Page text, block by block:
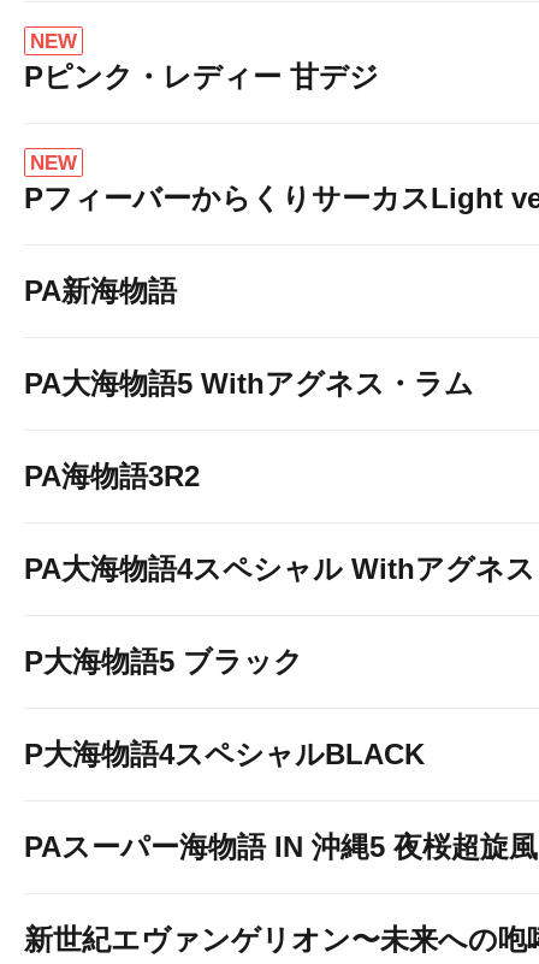
NEW
Pピンク・レディー 甘デジ
NEW
PフィーバーからくりサーカスLight
PA新海物語
PA大海物語5 Withアグネス・ラム
PA海物語3R2
PA大海物語4スペシャル Withアグネ
P大海物語5 ブラック
P大海物語4スペシャルBLACK
PAスーパー海物語 IN 沖縄5 夜桜超旋
新世紀エヴァンゲリオン〜未来への咆